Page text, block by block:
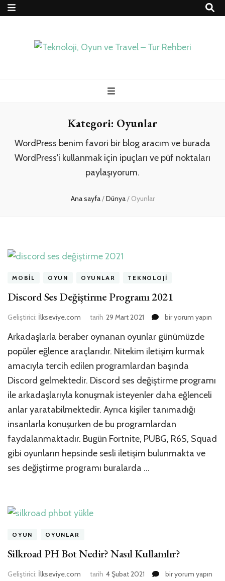
ve Travel – Tur
Rehberi
Kategori: Oyunlar
WordPress benim favori bir blog aracım ve burada
WordPress'i kullanmak için ipuçları ve püf noktaları
paylaşıyorum.
Ana sayfa/Dünya/ Oyunlar
MOBIL OYUN OYUNLAR TEKNOLOJI
Discord Ses Değiştirme Programı 2021
Geliştirici: İlkseviye.com tarih 29 Mart 2021
Discord
Değiştirme
Programı
2021
için
bir yorum yapın
Arkadaşlarla beraber oynanan oyunlar günümüzde
popüler eğlence araçlarıdır. Nitekim iletişim kurmak
amacıyla tercih edilen programlardan başında
Discord gelmektedir. Discord ses değiştirme programı
ile arkadaşlarıyla konuşmak isteyenler daha eğlenceli
anlar yaratabilmektedir. Ayrıca kişiler tanımadığı
insanlarla konuşurken de bu programlardan
faydalanmaktadır. Bugün Fortnite, PUBG, R6S, Squad
gibi oyunların hepsinde sesli iletişim bulunmakta ve
ses değiştirme programı buralarda …
OYUN OYUNLAR
Silkroad PH Bot Nedir? Nasıl Kullanılır?
Geliştirici: İlkseviye.com tarih 4 Şubat 2021
Silkroad
bir yorum yapın